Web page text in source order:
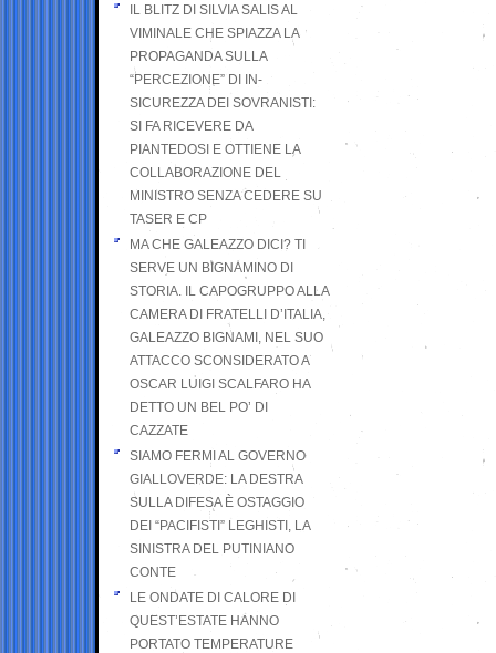
IL BLITZ DI SILVIA SALIS AL
VIMINALE CHE SPIAZZA LA
PROPAGANDA SULLA
“PERCEZIONE” DI IN-
SICUREZZA DEI SOVRANISTI:
SI FA RICEVERE DA
PIANTEDOSI E OTTIENE LA
COLLABORAZIONE DEL
MINISTRO SENZA CEDERE SU
TASER E CP
MA CHE GALEAZZO DICI? TI
SERVE UN BIGNAMINO DI
STORIA. IL CAPOGRUPPO ALLA
CAMERA DI FRATELLI D’ITALIA,
GALEAZZO BIGNAMI, NEL SUO
ATTACCO SCONSIDERATO A
OSCAR LUIGI SCALFARO HA
DETTO UN BEL PO’ DI
CAZZATE
SIAMO FERMI AL GOVERNO
GIALLOVERDE: LA DESTRA
SULLA DIFESA È OSTAGGIO
DEI “PACIFISTI” LEGHISTI, LA
SINISTRA DEL PUTINIANO
CONTE
LE ONDATE DI CALORE DI
QUEST’ESTATE HANNO
PORTATO TEMPERATURE